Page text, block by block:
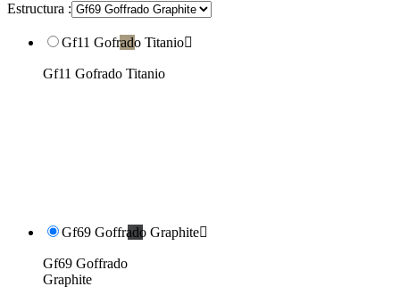
Estructura :
Gf11 Gofrado Titanio
Gf11 Gofrado Titanio
Gf69 Goffrado Graphite
Gf69 Goffrado
Graphite